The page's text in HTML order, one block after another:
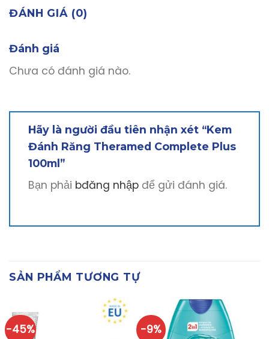
ĐÁNH GIÁ (0)
Đánh giá
Chưa có đánh giá nào.
Hãy là người đầu tiên nhận xét “Kem
Đánh Răng Theramed Complete Plus
100ml”
Bạn phải bđăng nhập để gửi đánh giá.
SẢN PHẨM TƯƠNG TỰ
-45% -9%